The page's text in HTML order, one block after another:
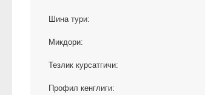
Шина тури:
Микдори:
Тезлик курсатгичи:
Профил кенглиги: